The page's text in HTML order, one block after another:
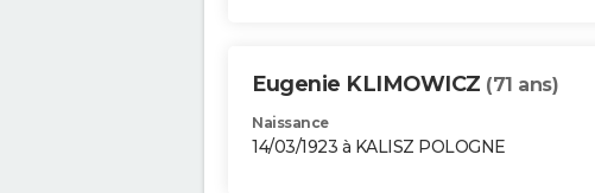
Eugenie KLIMOWICZ (71 ans)
Naissance
14/03/1923 à KALISZ POLOGNE